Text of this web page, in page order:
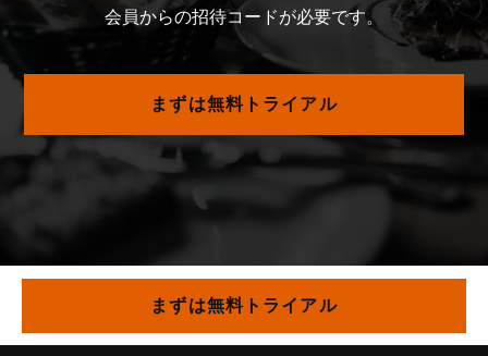
会員からの招待コードが必要です。
まずは無料トライアル
まずは無料トライアル